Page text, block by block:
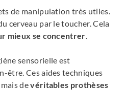
de manipulation très utiles.
cerveau par le toucher. Cela
mieux se concentrer
sensorielle est
être. Ces aides techniques
mais devéritables prothèses